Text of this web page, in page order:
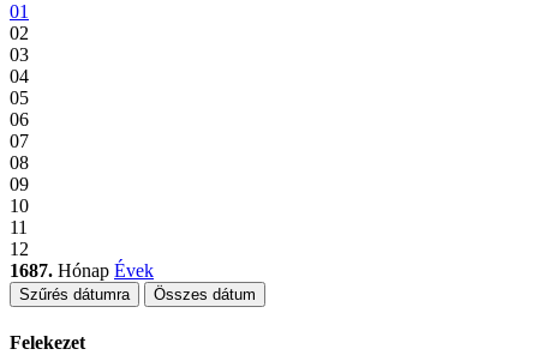
01
02
03
04
05
06
07
08
09
10
11
12
1687. Hónap Évek
Szűrés dátumra Összes dátum
Felekezet